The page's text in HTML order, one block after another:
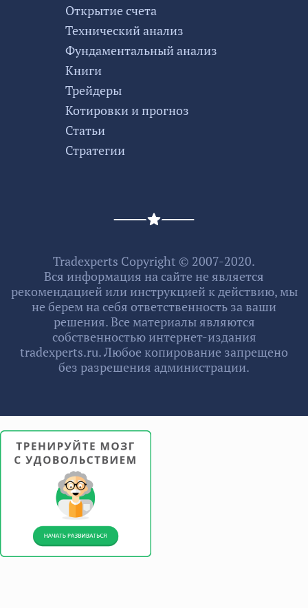
Открытие счета
Технический анализ
Фундаментальный анализ
Книги
Трейдеры
Котировки и прогноз
Статьи
Стратегии
Tradexperts Copyright © 2007-2020.
Вся информация на сайте не является
рекомендацией или инструкцией к действию, мы
не берем на себя ответственность за ваши
решения. Все материалы являются
собственностью интернет-издания
tradexperts.ru. Любое копирование запрещено
без разрешения администрации.